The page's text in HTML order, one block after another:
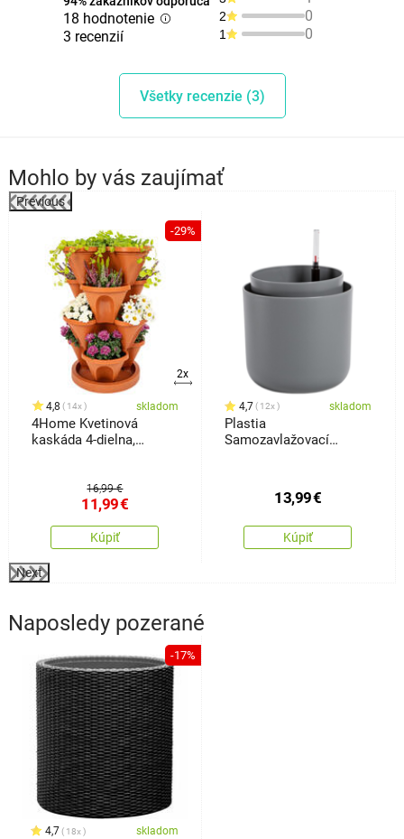
18 hodnotenie
3 recenzií
2 0
1 0
Všetky recenzie (3)
Mohlo by vás zaujímať
Previous
-29%
2x
4,8 14x skladom
4Home Kvetinová
kaskáda 4-dielna,
16,99 €
11,99€
Kúpiť
4,7 12x skladom
Plastia
Samozavlažovací
13,99€
Kúpiť
Next
Naposledy pozerané
-17%
4,7 18x skladom